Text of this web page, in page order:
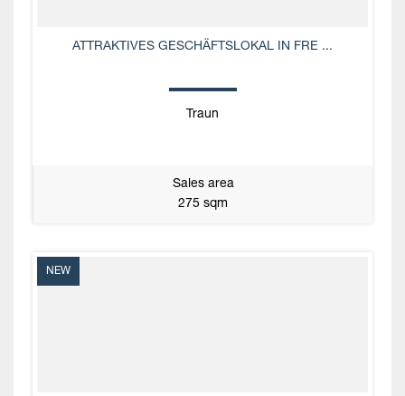
ATTRAKTIVES GESCHÄFTSLOKAL IN FRE ...
Traun
Sales area
275 sqm
NEW